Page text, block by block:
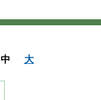
中 大